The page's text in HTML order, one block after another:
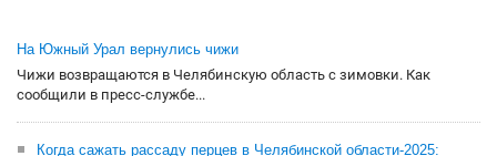
На Южный Урал вернулись чижи
Чижи возвращаются в Челябинскую область с зимовки. Как
сообщили в пресс-службе...
Когда сажать рассаду перцев в Челябинской области-2025: